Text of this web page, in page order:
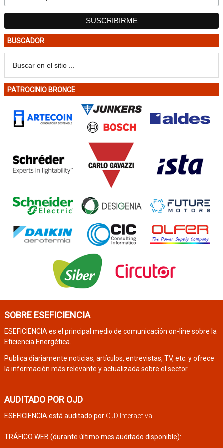
BUSCADOR
PATROCINIO BRONCE
SOBRE ESEFICIENCIA
ESEFICIENCIA es el principal medio de comunicación on-line sobre la
Eficiencia Energética.
Publica diariamente noticias, artículos, entrevistas, TV, etc. y ofrece
la información más relevante y actualizada sobre el sector.
AUDITADO POR OJD
ESEFICIENCIA está auditado por OJD Interactiva
TRÁFICO WEB (durante último mes auditado disponible):